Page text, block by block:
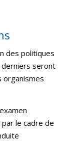
des politiques
derniers seront
organismes
le cadre de